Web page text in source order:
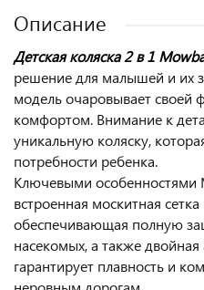
Описание
Детская коляска 2 в 1
решение для малышей и их
модель очаровывает своей
комфортом. Внимание к
уникальную коляску,
потребности ребенка.
Ключевыми особенностями
встроенная москитная
обеспечивающая полную
насекомых, а также
гарантирует плавность и